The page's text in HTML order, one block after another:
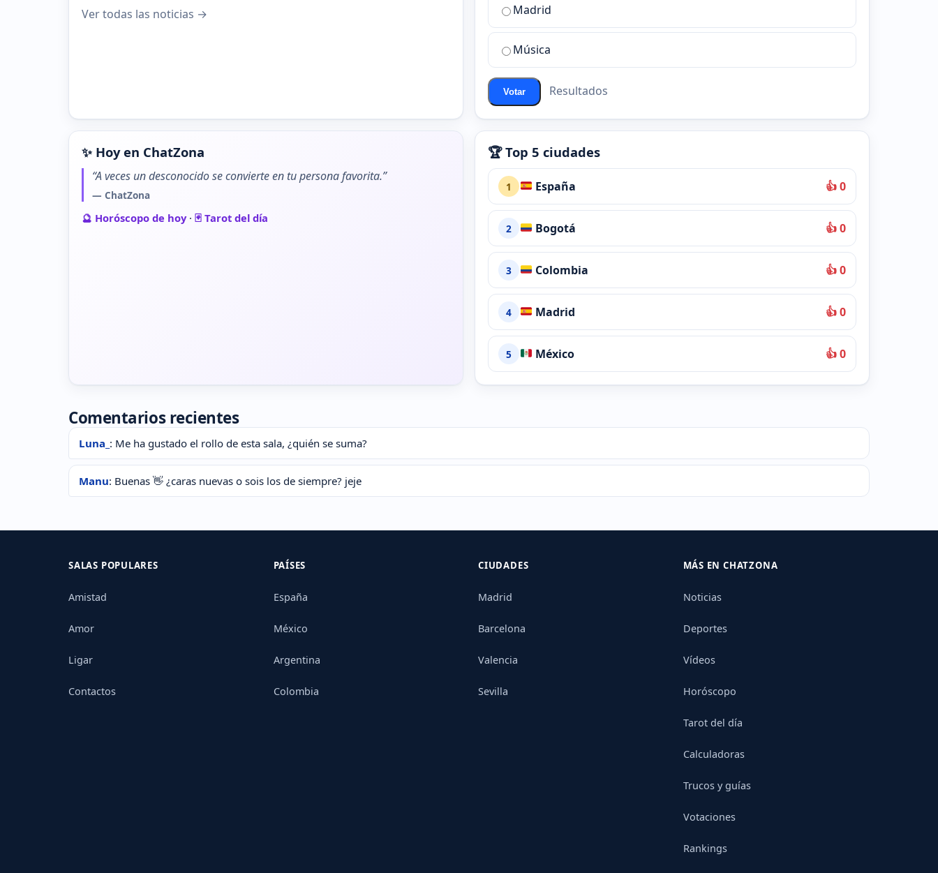
Ver todas las noticias →
chat
ChatZona?
Madrid
Música
Votar Resultados
✨ Hoy en ChatZona
“A veces un desconocido se convierte en tu persona favorita.”
— ChatZona
🔮 Horóscopo de hoy· 🃏 Tarot del día
🏆 Top 5 ciudades
1 España 👍 0
2 Bogotá 👍 0
3 Colombia 👍 0
4 Madrid 👍 0
5 México 👍 0
Comentarios recientes
Luna_ : Me ha gustado el rollo de esta sala, ¿quién se suma?
Manu: Buenas 👋 ¿caras nuevas o sois los de siempre? jeje
SALAS POPULARES
Amistad
Amor
Ligar
Contactos
PAÍSES
España
México
Argentina
Colombia
CIUDADES
Madrid
Barcelona
Valencia
Sevilla
MÁS EN CHATZONA
Noticias
Deportes
Vídeos
Horóscopo
Tarot del día
Calculadoras
Trucos y guías
Votaciones
Rankings